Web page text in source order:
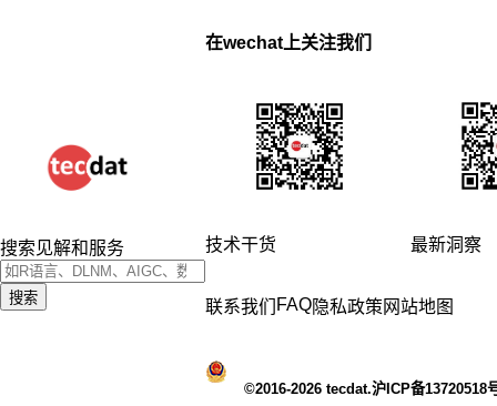
搜索见解和服务
搜索
在wechat上关注我们
技术干货 最新洞察
联系我们 FAQ隐私政策 网站地图
©2016-2026 tecdat.沪ICP备13720518